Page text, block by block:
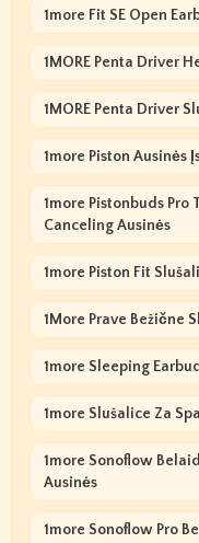
1more Fit SE Open
1MORE Penta Driver
1MORE Penta Driver
1more Piston Ausinės
1more Pistonbuds Pro
Canceling Ausinės
1more Piston Fit
1More Prave Bežične
1more Sleeping
1more Slušalice Za
1more Sonoflow
Ausinės
1more Sonoflow Pro